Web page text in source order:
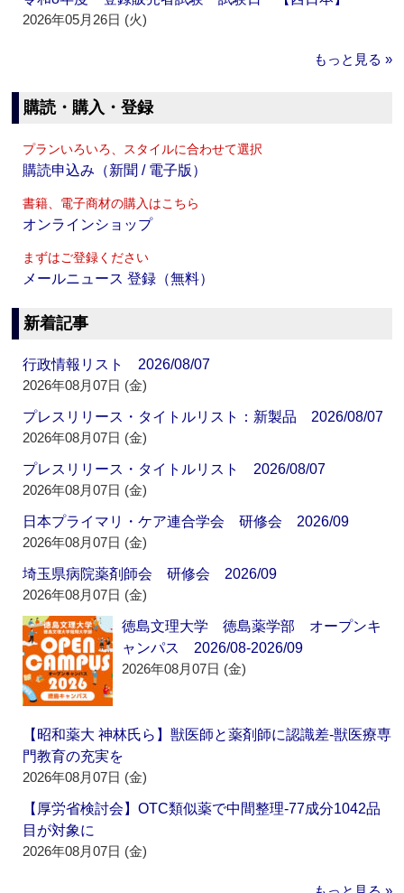
2026年05月26日 (火)
もっと見る »
購読・購入・登録
プランいろいろ、スタイルに合わせて選択
購読申込み（新聞 / 電子版）
書籍、電子商材の購入はこちら
オンラインショップ
まずはご登録ください
メールニュース 登録（無料）
新着記事
行政情報リスト 2026/08/07
2026年08月07日 (金)
プレスリリース・タイトルリスト：新製品 2026/08/07
2026年08月07日 (金)
プレスリリース・タイトルリスト 2026/08/07
2026年08月07日 (金)
日本プライマリ・ケア連合学会 研修会 2026/09
2026年08月07日 (金)
埼玉県病院薬剤師会 研修会 2026/09
2026年08月07日 (金)
徳島文理大学 徳島薬学部 オープンキ
ャンパス 2026/08-2026/09
2026年08月07日 (金)
【昭和薬大 神林氏ら】獣医師と薬剤師に認識差‐獣医療専
門教育の充実を
2026年08月07日 (金)
【厚労省検討会】OTC類似薬で中間整理‐77成分1042品
目が対象に
2026年08月07日 (金)